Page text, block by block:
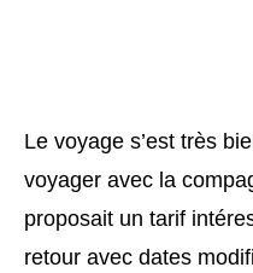
Le voyage s’est très
voyager avec la
proposait un tarif
retour avec dates